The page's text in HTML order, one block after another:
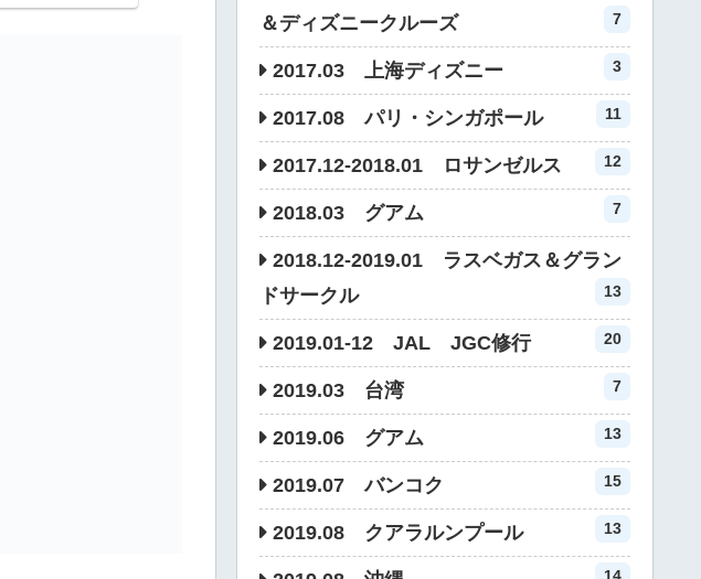
＆ディズニークルーズ
7
2017.03 上海ディズニー 3
2017.08 パリ・シンガポール 11
2017.12-2018.01 ロサンゼルス 12
2018.03 グアム 7
2018.12-2019.01 ラスベガス＆グラン
ドサークル
13
2019.01-12 JAL JGC修行 20
2019.03 台湾 7
2019.06 グアム 13
2019.07 バンコク 15
2019.08 クアラルンプール 13
14